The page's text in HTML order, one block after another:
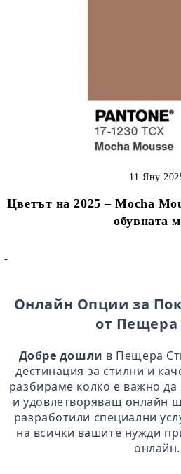
Цветът на 2025 – Mocha
обувната
11 Яну
-
Онлайн Опции за
от Пещера
Добре дошли в Пещера
дестинация за стилни и
разбираме колко е важно
и удовлетворяващ онлайн
разработили специални
на всички вашите нужди
онлайн.